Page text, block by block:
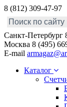
8 (812) 309-47-97
Санкт-Петербург
Москва 8 (495)
E-mail
Каталог